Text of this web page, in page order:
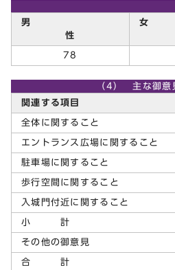
男
性
78
（4） 主な御意
関連する項目
全体に関すること
エントランス広場に関すること
駐車場に関すること
歩行空間に関すること
入城門付近に関すること
小 計
その他の御意見
合 計